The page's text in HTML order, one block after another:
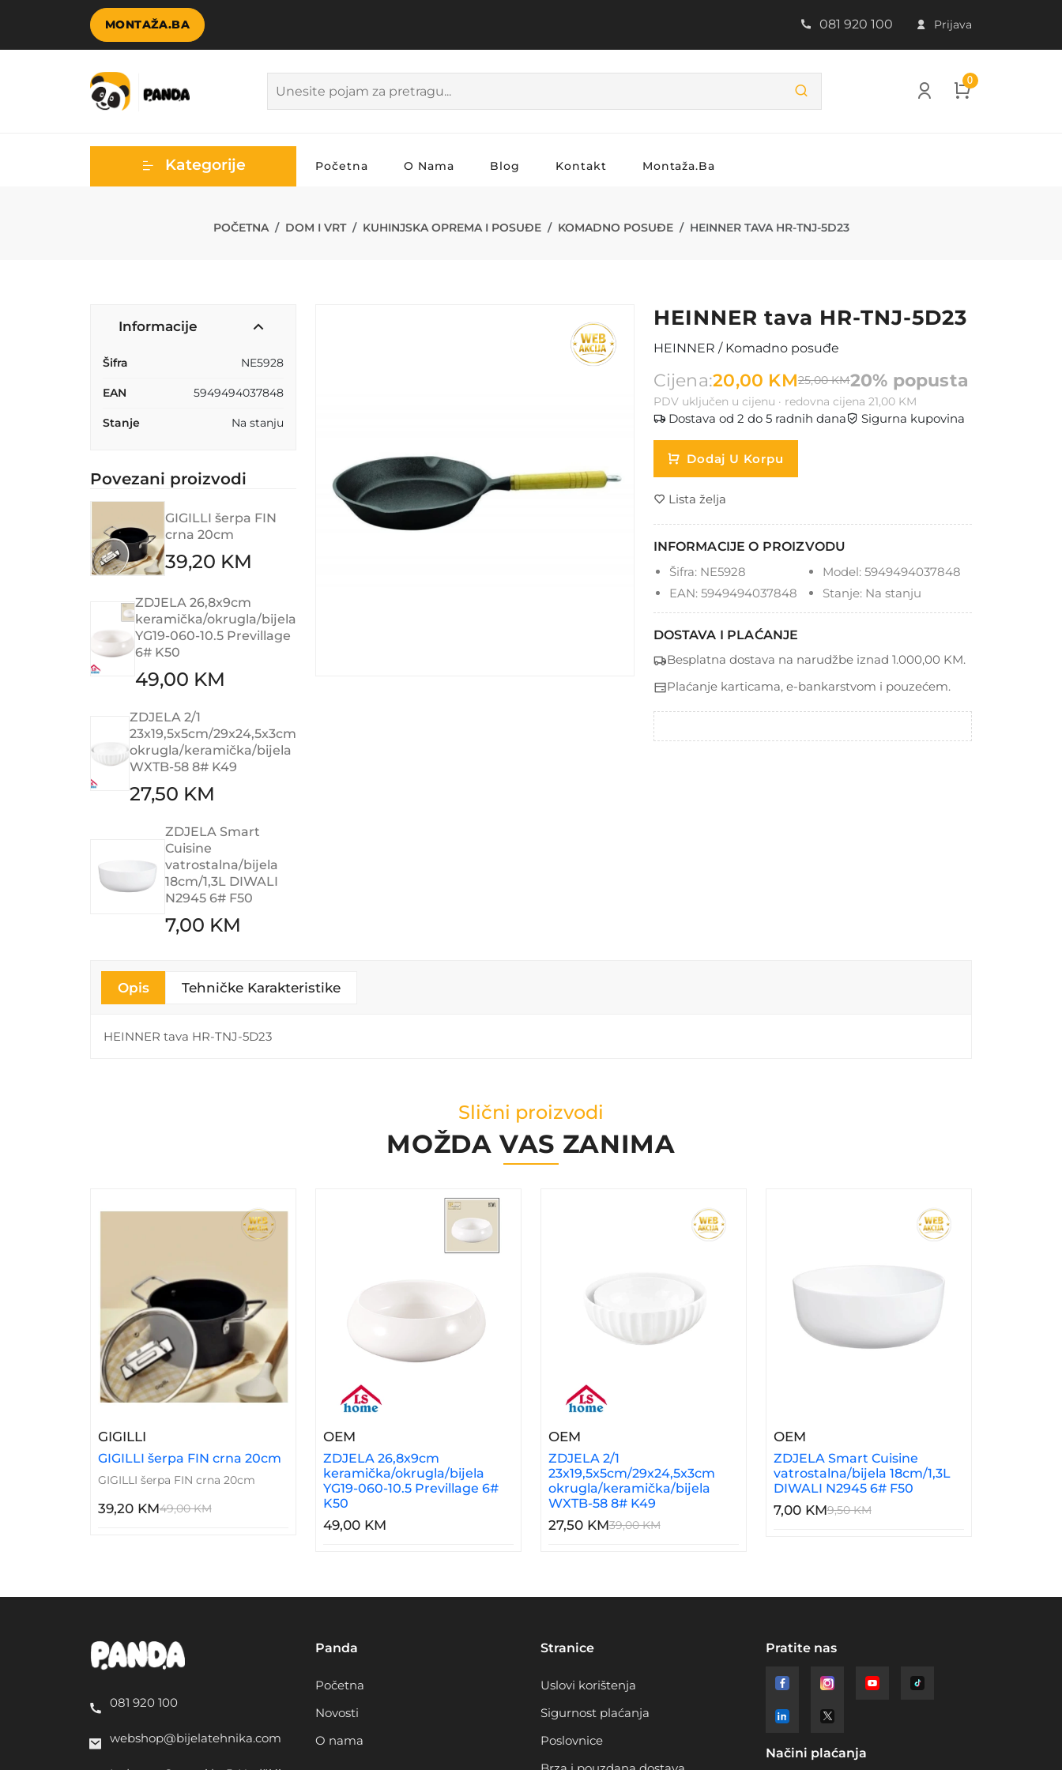
MONTAŽA.BA 081 920 100 Prijava
0
Kategorije Početna O Nama Blog Kontakt Montaža.ba
HEINNER TAVA HR-TNJ-5D23
POČETNA DOM I VRT KUHINJSKA OPREMA I POSUĐE KOMADNO POSUĐE HEINNER TAVA HR-TNJ-5D23
Informacije
Šifra NE5928
EAN 5949494037848
Stanje Na stanju
Povezani proizvodi
GIGILLI šerpa FIN
crna 20cm
39,20 KM
ZDJELA 26,8x9cm
keramička/okrugla/bijela
YG19-060-10.5 Previllage
6# K50
49,00 KM
ZDJELA 2/1
23x19,5x5cm/29x24,5x3cm
okrugla/keramička/bijela
WXTB-58 8# K49
27,50 KM
ZDJELA Smart
Cuisine
vatrostalna/bijela
18cm/1,3L DIWALI
N2945 6# F50
7,00 KM
HEINNER tava HR-TNJ-5D23
HEINNER / Komadno posuđe
Cijena:20,00 KM25,00 KM20% popusta
PDV uključen u cijenu · redovna cijena 21,00 KM
Dostava od 2 do 5 radnih dana Sigurna kupovina
Dodaj U Korpu
Lista želja
INFORMACIJE O PROIZVODU
Šifra:NE5928 Model:5949494037848
EAN:5949494037848 Stanje:Na stanju
DOSTAVA I PLAĆANJE
Besplatna dostava na narudžbe iznad 1.000,00 KM.
Plaćanje karticama, e-bankarstvom i pouzećem.
Opis Tehničke Karakteristike
HEINNER tava HR-TNJ-5D23
Slični proizvodi
MOŽDA VAS ZANIMA
GIGILLI– GIGILLI Šerpa FIN Crna 20cm
GIGILLI šerpa FIN crna 20cm
GIGILLI šerpa FIN crna 20cm
39,20 KM49,00 KM
OEM– ZDJELA 26,8x9cm Keramička/okrugla/bijela YG19-060-10.5 Previllage 6# K50
ZDJELA 26,8x9cm
keramička/okrugla/bijela
YG19-060-10.5 Previllage 6#
K50
49,00 KM
OEM– ZDJELA 2/1 23x19,5x5cm/29x24,5x3cm Okrugla/keramička/bijela
ZDJELA 2/1
23x19,5x5cm/29x24,5x3cm
okrugla/keramička/bijela
WXTB-58 8# K49
27,50 KM39,00 KM
OEM– ZDJELA Smart Cuisine
ZDJELA Smart Cuisine
vatrostalna/bijela 18cm/1,3L
DIWALI N2945 6# F50
7,00 KM9,50 KM
081 920 100
webshop@bijelatehnika.com
Panda
Početna
Novosti
O nama
Stranice
Uslovi korištenja
Sigurnost plaćanja
Poslovnice
Pratite nas
Načini plaćanja